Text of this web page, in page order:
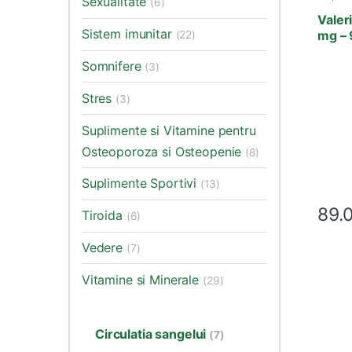
mg –
(6)
Sistem imunitar (22)
Somnifere (3)
Stres (3)
Suplimente si Vitamine pentru
Osteoporoza si Osteopenie (8)
Suplimente Sportivi (13)
Tiroida (6)
Vedere (7)
Vitamine si Minerale (29)
Circulatia sangelui (7)